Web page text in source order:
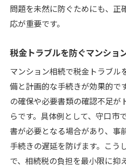
問題を未然に防ぐためにも、正
応が重要です。
税金トラブルを防ぐマンショ
マンション相続で税金トラブル
備と計画的な手続きが効果的で
の確保や必要書類の確認不足が
らです。具体例として、守口市
書が必要となる場合があり、事
手続きの遅延を防げます。こう
で、相続税の負担を最小限に抑